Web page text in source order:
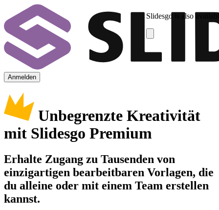
Slidesgo is also
Anmelden
Unbegrenzte Kreativität
mit Slidesgo Premium
Erhalte Zugang zu Tausenden von
einzigartigen bearbeitbaren Vorlagen, die
du alleine oder mit einem Team erstellen
kannst.